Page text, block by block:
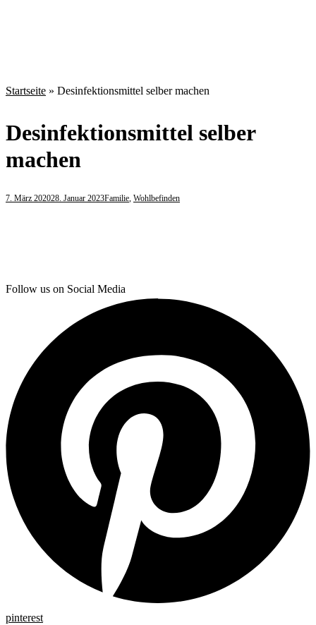
Startseite » Desinfektionsmittel selber machen
Desinfektionsmittel selber
machen
7. März 202028. Januar 2023Familie, Wohlbefinden
Follow us on Social Media
pinterest